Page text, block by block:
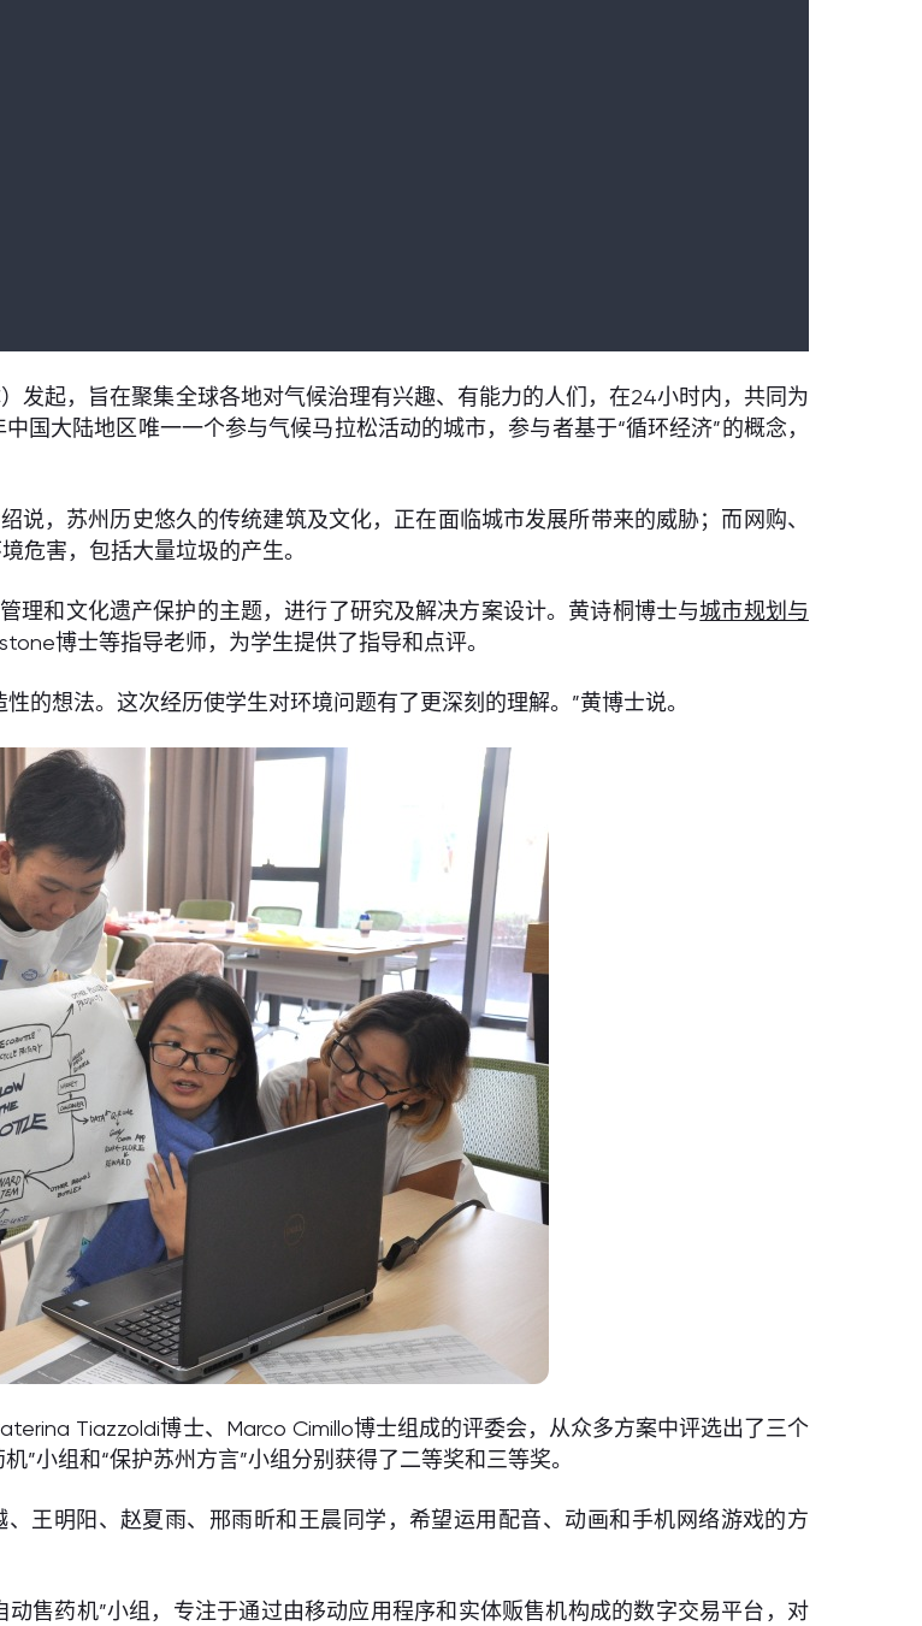
发起，旨在聚集全球各地对气候治理有兴趣、有能力的人们，在24小时内，共同为
国大陆地区唯一一个参与气候马拉松活动的城市，参与者基于“循环经济”的概念，
说，苏州历史悠久的传统建筑及文化，正在面临城市发展所带来的威胁；而网购、
危害，包括大量垃圾的产生。
理和文化遗产保护的主题，进行了研究及解决方案设计。黄诗桐博士与城市规划与
博士等指导老师，为学生提供了指导和点评。
的想法。这次经历使学生对环境问题有了更深刻的理解。”黄博士说。
Tiazzoldi博士、Marco Cimillo博士组成的评委会，从众多方案中评选出了三个
”小组和“保护苏州方言”小组分别获得了二等奖和三等奖。
王明阳、赵夏雨、邢雨昕和王晨同学，希望运用配音、动画和手机网络游戏的方
售药机”小组，专注于通过由移动应用程序和实体贩售机构成的数字交易平台，对